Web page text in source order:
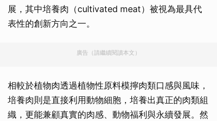
展，其中培養肉（cultivated meat）被視為最具代
表性的創新方向之一。
廣告（請繼續閱讀本文）
相較於植物肉透過植物性原料模擰肉類口感與風味，
培養肉則是直接利用動物細胞，培養出真正的肉類組
織，更能兼顧真實的肉感、動物福利與永續發展。然